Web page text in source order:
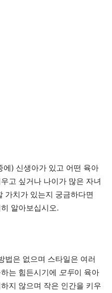
) 신생아가 있고 어떤 육아
고 싶거나 나이가 많은 자녀
가치가 있는지 궁금하다면
알아보십시오.
법은 없으며 스타일은 여러
는 힘든시기에 모두이 육아
지 않으며 작은 인간을 키우